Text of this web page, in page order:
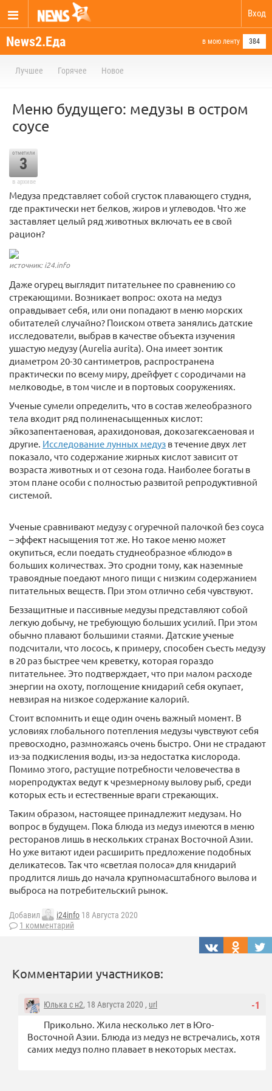
Вход
News2.Еда в мою ленту 384
Лучшее Горячее Новое
Меню будущего: медузы в остром
соусе
отметили
3
в архиве
Медуза представляет собой сгусток плавающего студня,
где практически нет белков, жиров и углеводов. Что же
заставляет целый ряд животных включать ее в свой
рацион?
источник: i24.info
Даже огурец выглядит питательнее по сравнению со
стрекающими. Возникает вопрос: охота на медуз
оправдывает себя, или они попадают в меню морских
обитателей случайно? Поиском ответа занялись датские
исследователи, выбрав в качестве объекта изучения
ушастую медузу (Aurelia aurita). Она имеет зонтик
диаметром 20-30 сантиметров, распространена
практически по всему миру, дрейфует с сородичами на
мелководье, в том числе и в портовых сооружениях.
Ученые сумели определить, что в состав желеобразного
тела входит ряд полиненасыщенных кислот:
эйкозапентаеновая, арахидоновая, докозагексаеновая и
другие. Исследование лунных медуз в течение двух лет
показало, что содержание жирных кислот зависит от
возраста животных и от сезона года. Наиболее богаты в
этом плане особи с полностью развитой репродуктивной
системой.
Ученые сравнивают медузу с огуречной палочкой без соуса
– эффект насыщения тот же. Но такое меню может
окупиться, если поедать студнеобразное «блюдо» в
больших количествах. Это сродни тому, как наземные
травоядные поедают много пищи с низким содержанием
питательных веществ. При этом отлично себя чувствуют.
Беззащитные и пассивные медузы представляют собой
легкую добычу, не требующую больших усилий. При этом
обычно плавают большими стаями. Датские ученые
подсчитали, что лосось, к примеру, способен съесть медузу
в 20 раз быстрее чем креветку, которая гораздо
питательнее. Это подтверждает, что при малом расходе
энергии на охоту, поглощение книдарий себя окупает,
невзирая на низкое содержание калорий.
Стоит вспомнить и еще один очень важный момент. В
условиях глобального потепления медузы чувствуют себя
превосходно, размножаясь очень быстро. Они не страдают
из-за подкисления воды, из-за недостатка кислорода.
Помимо этого, растущие потребности человечества в
морепродуктах ведут к чрезмерному вылову рыб, среди
которых есть и естественные враги стрекающих.
Таким образом, настоящее принадлежит медузам. Но
вопрос в будущем. Пока блюда из медуз имеются в меню
ресторанов лишь в нескольких странах Восточной Азии.
Но уже витают идеи расширить предложение подобных
деликатесов. Так что «светлая полоса» для книдарий
продлится лишь до начала крупномасштабного вылова и
выброса на потребительский рынок.
Добавил i24info 18 Августа 2020
1 комментарий
Комментарии участников:
-1
Юлька с н2, 18 Августа 2020 , url
Прикольно. Жила несколько лет в Юго-
Восточной Азии. Блюда из медуз не встречались, хотя
самих медуз полно плавает в некоторых местах.